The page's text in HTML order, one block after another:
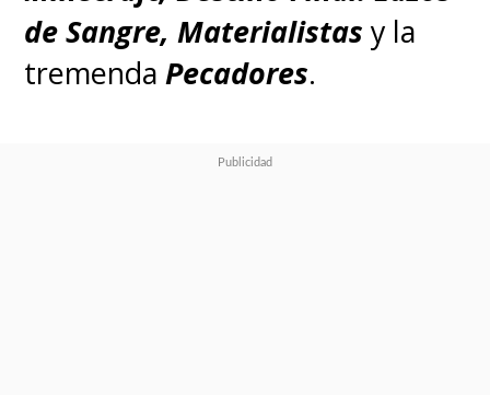
de Sangre, Materialistas y la
tremendaPecadores.